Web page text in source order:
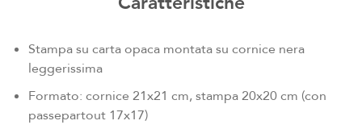
Stampa su carta opaca montata su cornice nera
leggerissima
Formato: cornice 21x21 cm, stampa 20x20 cm (con
passepartout 17x17)